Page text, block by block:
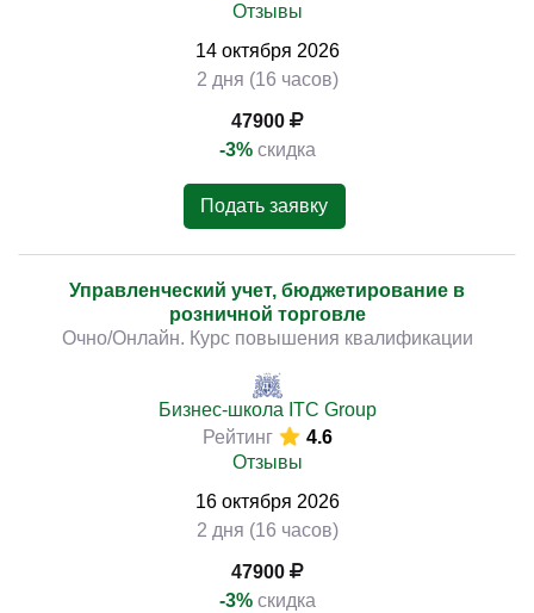
Отзывы
14 октября 2026
2 дня (16 часов)
47900
-3% скидка
Подать заявку
Управленческий учет, бюджетирование в
розничной торговле
Очно/Онлайн. Курс повышения квалификации
Бизнес-школа ITC Group
Рейтинг
4.6
Отзывы
16 октября 2026
2 дня (16 часов)
47900
-3% скидка